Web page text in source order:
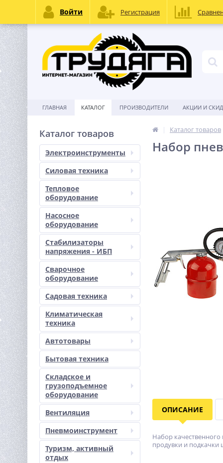
ГЛАВНАЯ КАТАЛОГ ПРОИЗВОДИТЕЛИ АКЦИИ И
Каталог товаров
Электроинструменты
Силовая техника
Тепловое
оборудование
Насосное
оборудование
Стабилизаторы
напряжения - ИБП
Сварочное
оборудование
Садовая техника
Климатическая
техника
Автотовары
Бытовая техника
Складское и
грузоподъемное
оборудование
Вентиляция
Пневмоинструмент
Туризм, активный
отдых
Каталог товаров
Набор
ОПИСАНИЕ
Набор качественного
продувки и подкачки
Войти Регистрация